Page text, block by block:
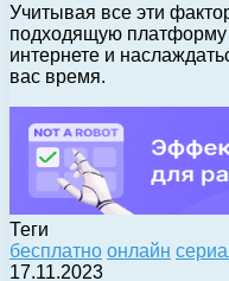
Учитывая все эти
подходящую платформу
интернете и
вас время.
Теги
бесплатно онлайн
17.11.2023